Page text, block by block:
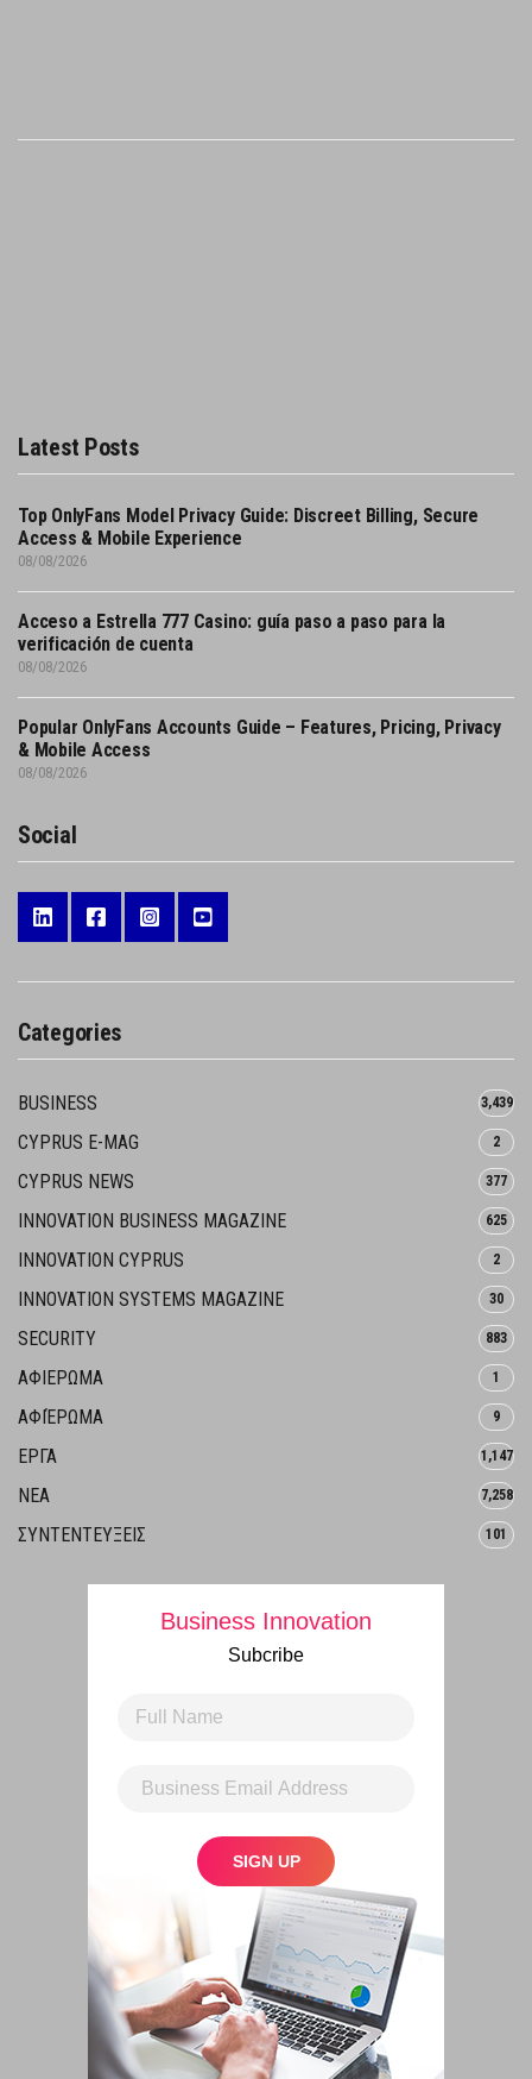
Latest Posts
Top OnlyFans Model Privacy Guide: Discreet Billing, Secure
Access & Mobile Experience
08/08/2026
Acceso a Estrella 777 Casino: guía paso a paso para la
verificación de cuenta
08/08/2026
Popular OnlyFans Accounts Guide – Features, Pricing, Privacy
& Mobile Access
08/08/2026
Social
Categories
BUSINESS 3,439
CYPRUS E-MAG 2
CYPRUS NEWS 377
INNOVATION BUSINESS MAGAZINE 625
INNOVATION CYPRUS 2
INNOVATION SYSTEMS MAGAZINE 30
SECURITY 883
ΑΦΙΕΡΩΜΑ 1
ΑΦΙΈΡΩΜΑ 9
ΕΡΓΑ 1,147
ΝΕΑ 7,258
ΣΥΝΤΕΝΤΕΥΞΕΙΣ 101
Business Innovation
Subcribe